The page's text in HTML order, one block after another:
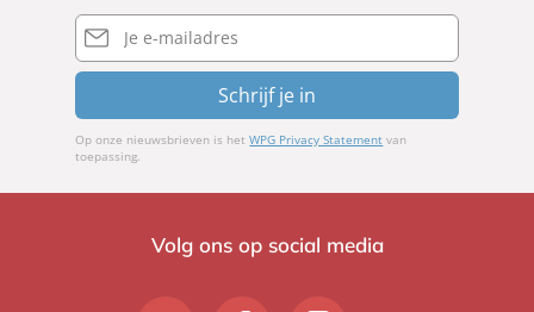
E-
mailadres
Schrijf je in
Op onze nieuwsbrieven is hetWPG Privacy Statement van
toepassing.
Volg ons op social media